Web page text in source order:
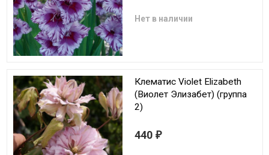
Нет в наличии
Клематис Violet Elizabeth
(Виолет Элизабет) (группа
2)
440 ₽